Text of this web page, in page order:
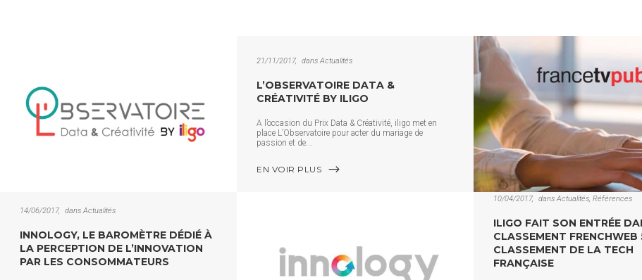
21/11/2017 dans Actualités
L’OBSERVATOIRE DATA &
CRÉATIVITÉ BY ILIGO
A l’occasion du Prix Data & Créativité, iligo met en
place L’Observatoire pour acter du mariage de
passion et de
EN VOIR PLUS
14/06/2017 dans Actualités
INNOLOGY, LE BAROMÈTRE DÉDIÉ À
LA PERCEPTION DE L’INNOVATION
PAR LES CONSOMMATEURS
10/04/2017 dans Actualités Références
ILIGO FAIT SON ENTRÉE
CLASSEMENT
CLASSEMENT DE LA TECH
FRANÇAISE